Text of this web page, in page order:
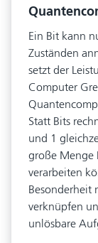
Ein Bit kann
Zuständen
setzt der
Computer
Statt Bits
und 1
große Menge
verarbeiten
Besonderheit
verknüpfen
unlösbare